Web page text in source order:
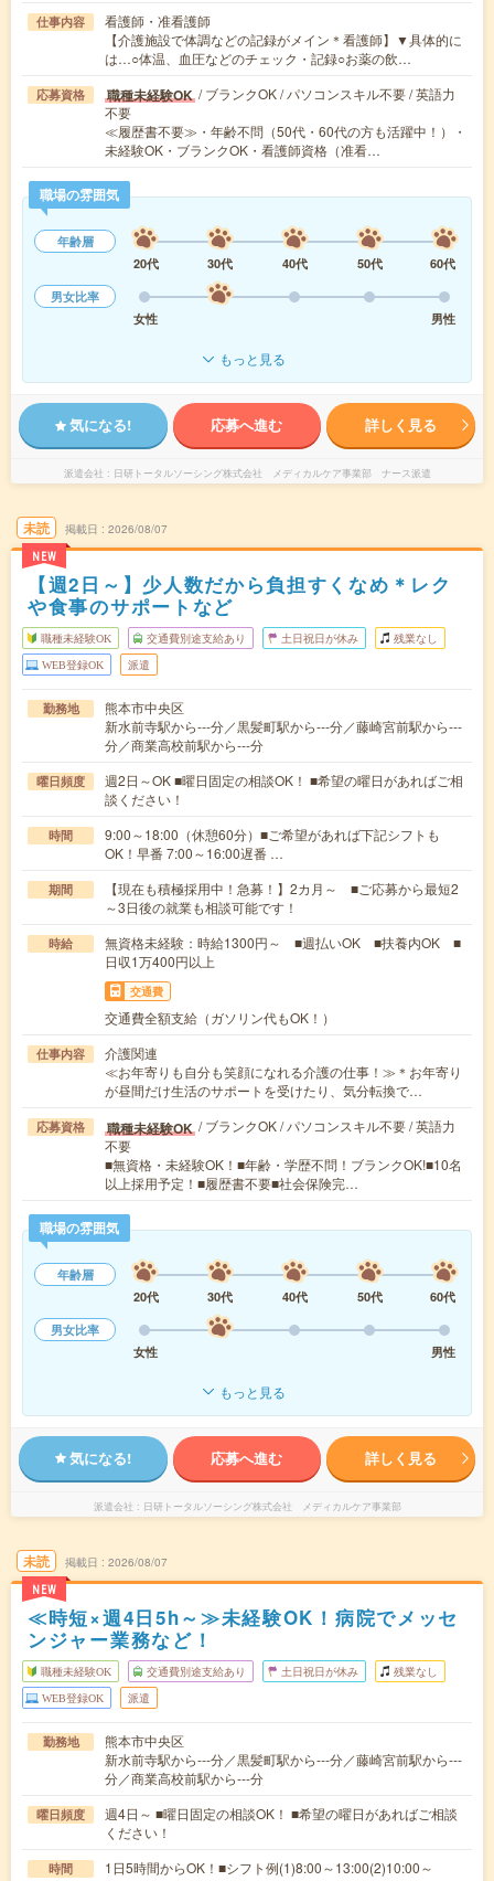
仕事内容
看護師・准看護師
【介護施設で体調などの記録がメイン＊看護師】▼具体的に
は…○体温、血圧などのチェック・記録○お薬の飲…
応募資格 職種未経験OK / ブランクOK / パソコンスキル不要 / 英語力
不要
≪履歴書不要≫・年齢不問（50代・60代の方も活躍中！）・
未経験OK・ブランクOK・看護師資格（准看…
職場の雰囲気
年齢層
20代
30代 40代 50代
60代
男女比率
女性
男性
もっと見る
気になる! 応募へ進む 詳しく見る
派遣会社 日研トータルソーシング株式会社 メディカルケア事業部 ナース派遣
未読
NEW
掲載日 2026/08/07
【週2日～】少人数だから負担すくなめ＊レク
や食事のサポートなど
職種未経験OK 交通費別途支給あり 土日祝日が休み 残業なし
WEB登録OK 派遣
勤務地
熊本市中央区
新水前寺駅から---分／黒髪町駅から---分／藤崎宮前駅から---
分／商業高校前駅から---分
曜日頻度
週2日～OK ■曜日固定の相談OK！ ■希望の曜日があればご相
談ください！
時間
9:00～18:00（休憩60分）■ご希望があれば下記シフトも
OK！早番 7:00～16:00遅番 …
期間
【現在も積極採用中！急募！】2カ月～ ■ご応募から最短2
～3日後の就業も相談可能です！
時給
無資格未経験：時給1300円～ ■週払いOK ■扶養内OK ■
日収1万400円以上
交通費
交通費全額支給（ガソリン代もOK！）
仕事内容
介護関連
≪お年寄りも自分も笑顔になれる介護の仕事！≫＊お年寄り
が昼間だけ生活のサポートを受けたり、気分転換で…
応募資格 職種未経験OK / ブランクOK / パソコンスキル不要 / 英語力
不要
■無資格・未経験OK！■年齢・学歴不問！ブランクOK!■10名
以上採用予定！■履歴書不要■社会保険完…
職場の雰囲気
年齢層
20代
30代 40代 50代
60代
男女比率
女性
男性
もっと見る
気になる! 応募へ進む 詳しく見る
派遣会社 日研トータルソーシング株式会社 メディカルケア事業部
未読
NEW
掲載日 2026/08/07
≪時短×週4日5h～≫未経験OK！病院でメッセ
ンジャー業務など！
職種未経験OK 交通費別途支給あり 土日祝日が休み 残業なし
WEB登録OK 派遣
勤務地
熊本市中央区
新水前寺駅から---分／黒髪町駅から---分／藤崎宮前駅から---
分／商業高校前駅から---分
曜日頻度
週4日～ ■曜日固定の相談OK！ ■希望の曜日があればご相談
ください！
時間
1日5時間からOK！■シフト例(1)8:00～13:00(2)10:00～